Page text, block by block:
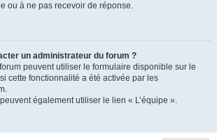
ou à ne pas recevoir de réponse.
un administrateur du forum ?
peuvent utiliser le formulaire disponible sur le
cette fonctionnalité a été activée par les
également utiliser le lien « L’équipe ».